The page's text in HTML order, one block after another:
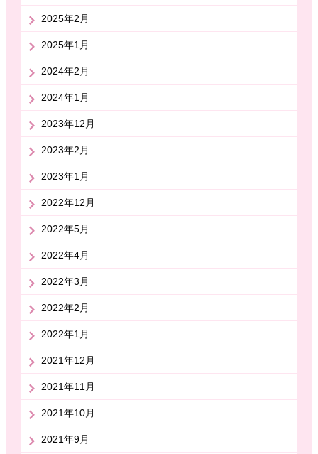
2025年2月
2025年1月
2024年2月
2024年1月
2023年12月
2023年2月
2023年1月
2022年12月
2022年5月
2022年4月
2022年3月
2022年2月
2022年1月
2021年12月
2021年11月
2021年10月
2021年9月